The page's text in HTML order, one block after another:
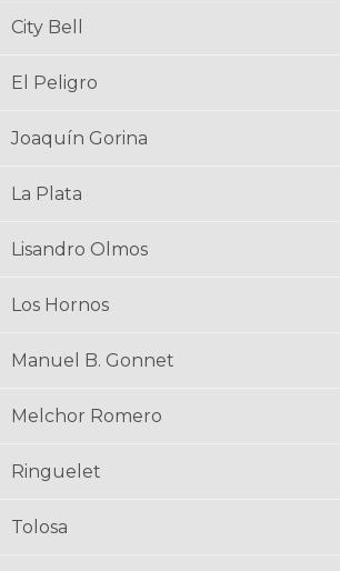
City Bell
El Peligro
Joaquín Gorina
La Plata
Lisandro Olmos
Los Hornos
Manuel B. Gonnet
Melchor Romero
Ringuelet
Tolosa